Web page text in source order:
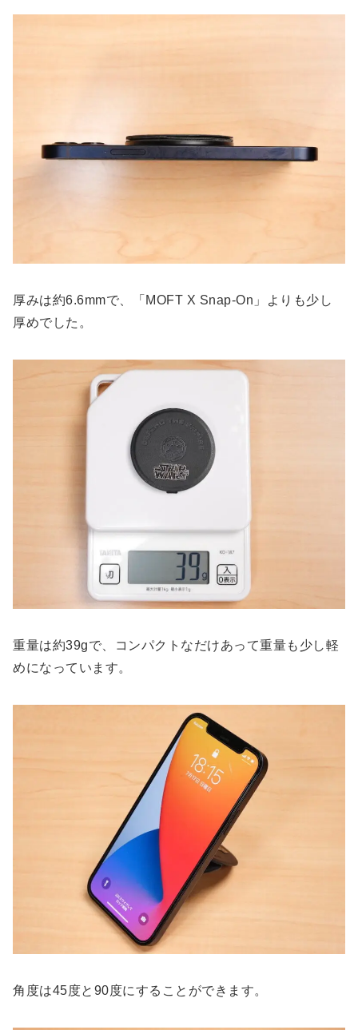
厚みは約6.6mmで、「MOFT X Snap-On」よりも少し
厚めでした。
重量は約39gで、コンパクトなだけあって重量も少し軽
めになっています。
角度は45度と90度にすることができます。